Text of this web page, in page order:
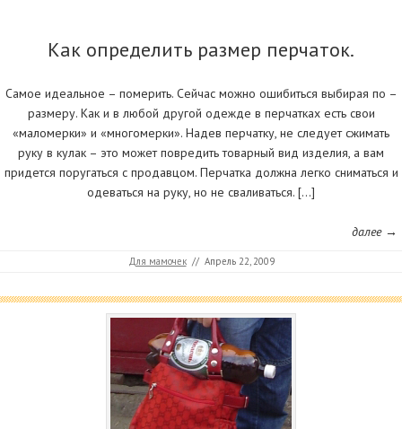
Как определить размер перчаток.
Самое идеальное – померить. Сейчас можно ошибиться выбирая по –
размеру. Как и в любой другой одежде в перчатках есть свои
«маломерки» и «многомерки». Надев перчатку, не следует сжимать
руку в кулак – это может повредить товарный вид изделия, а вам
придется поругаться с продавцом. Перчатка должна легко сниматься и
одеваться на руку, но не сваливаться. […]
далее →
Для мамочек // Апрель 22, 2009